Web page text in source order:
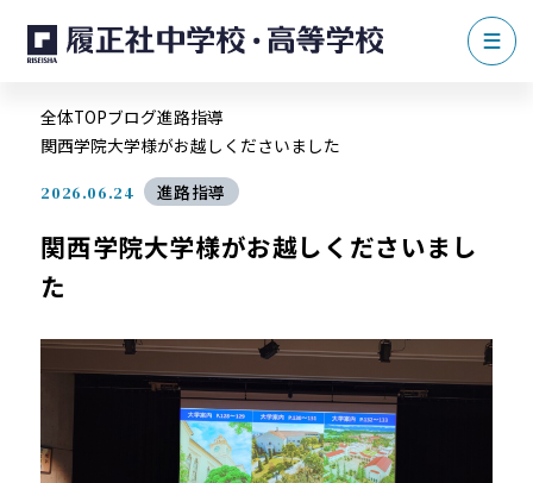
全体TOPブログ進路指導
関西学院大学様がお越しくださいました
2026.06.24 進路指導
関西学院大学様がお越しくださいまし
た